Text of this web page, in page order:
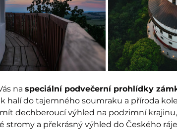
na speciální podvečerní prohlídky
halí do tajemného soumraku a příroda
dechberoucí výhled na podzimní
stromy a překrásný výhled do Českého